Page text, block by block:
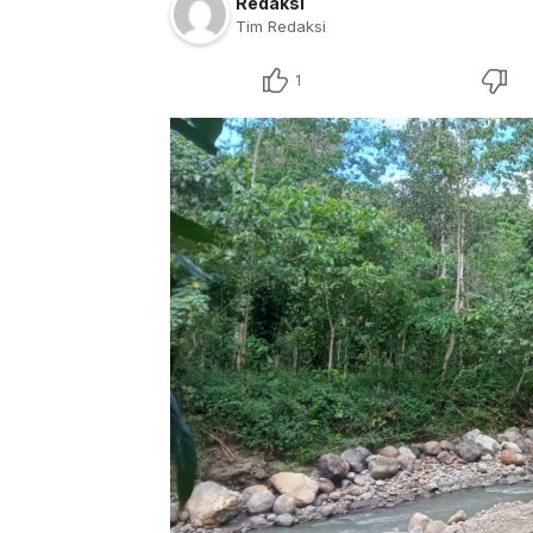
Tim Redaksi
1